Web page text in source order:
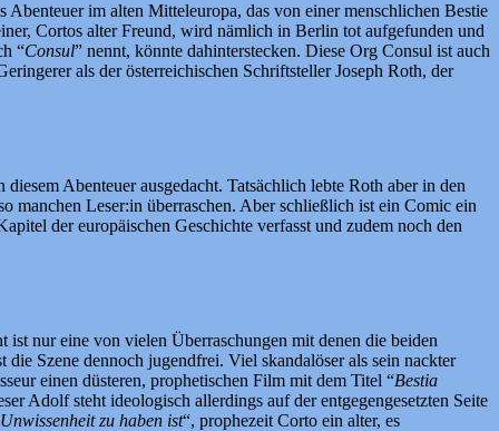
Abenteuer im alten Mitteleuropa, das von einer menschlichen Bestie
Cortos alter Freund, wird nämlich in Berlin tot aufgefunden und
“Consul” nennt, könnte dahinterstecken. Diese Org Consul ist auch
als der österreichischen Schriftsteller Joseph Roth, der
Abenteuer ausgedacht. Tatsächlich lebte Roth aber in den
manchen Leser:in überraschen. Aber schließlich ist ein Comic ein
der europäischen Geschichte verfasst und zudem noch den
nur eine von vielen Überraschungen mit denen die beiden
Szene dennoch jugendfrei. Viel skandalöser als sein nackter
einen düsteren, prophetischen Film mit dem Titel “Bestia
Adolf steht ideologisch allerdings auf der entgegengesetzten Seite
zu haben ist“, prophezeit Corto ein alter, es